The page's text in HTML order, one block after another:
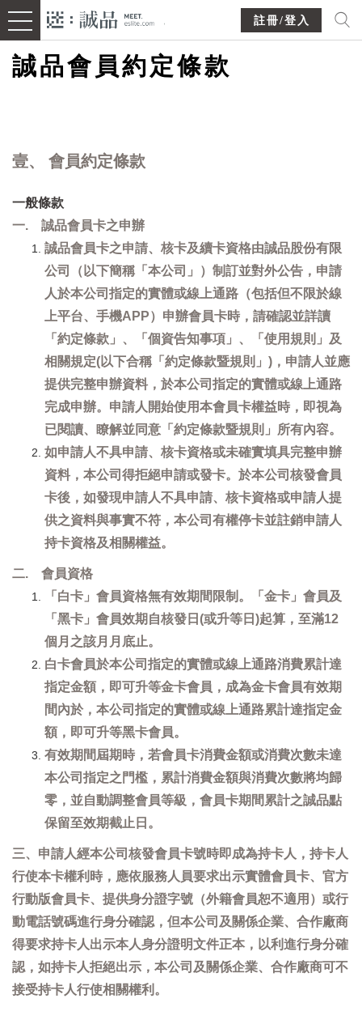
註冊/登入
誠品會員約定條款
壹、 會員約定條款
一般條款
一. 誠品會員卡之申辦
誠品會員卡之申請、核卡及續卡資格由誠品股份有限
公司（以下簡稱「本公司」）制訂並對外公告，申請
人於本公司指定的實體或線上通路（包括但不限於線
上平台、手機APP）申辦會員卡時，請確認並詳讀
「約定條款」、「個資告知事項」、「使用規則」及
相關規定(以下合稱「約定條款暨規則」)，申請人並應
提供完整申辦資料，於本公司指定的實體或線上通路
完成申辦。申請人開始使用本會員卡權益時，即視為
已閱讀、瞭解並同意「約定條款暨規則」所有內容。
如申請人不具申請、核卡資格或未確實填具完整申辦
資料，本公司得拒絕申請或發卡。於本公司核發會員
卡後，如發現申請人不具申請、核卡資格或申請人提
供之資料與事實不符，本公司有權停卡並註銷申請人
持卡資格及相關權益。
二. 會員資格
「白卡」會員資格無有效期間限制。「金卡」會員及
「黑卡」會員效期自核發日(或升等日)起算，至滿12
個月之該月月底止。
白卡會員於本公司指定的實體或線上通路消費累計達
指定金額，即可升等金卡會員，成為金卡會員有效期
間內於，本公司指定的實體或線上通路累計達指定金
額，即可升等黑卡會員。
有效期間屆期時，若會員卡消費金額或消費次數未達
本公司指定之門檻，累計消費金額與消費次數將均歸
零，並自動調整會員等級，會員卡期間累計之誠品點
保留至效期截止日。
三、申請人經本公司核發會員卡號時即成為持卡人，持卡人
行使本卡權利時，應依服務人員要求出示實體會員卡、官方
行動版會員卡、提供身分證字號（外籍會員恕不適用）或行
動電話號碼進行身分確認，但本公司及關係企業、合作廠商
得要求持卡人出示本人身分證明文件正本，以利進行身分確
認，如持卡人拒絕出示，本公司及關係企業、合作廠商可不
接受持卡人行使相關權利。